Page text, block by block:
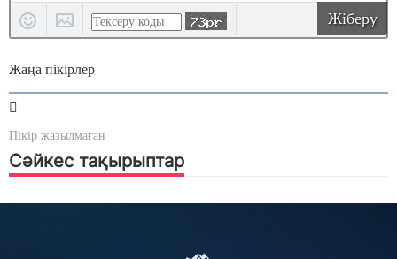
Жіберу
Жаңа пікірлер
Пікір жазылмаған
Сәйкес тақырыптар